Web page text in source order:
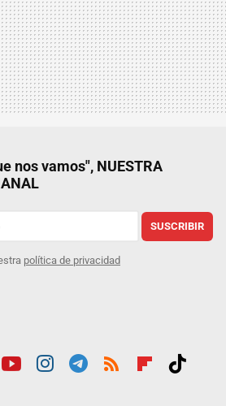
nos vamos", NUESTRA
SUSCRIBIR
política de privacidad